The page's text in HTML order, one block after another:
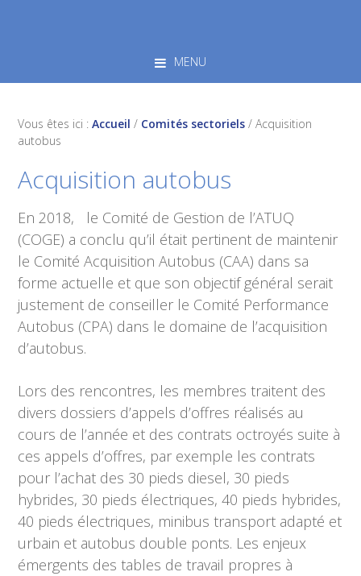
MENU
Vous êtes ici :Accueil / Comités sectoriels /Acquisition
autobus
Acquisition autobus
En 2018, le Comité de Gestion de l’ATUQ
(COGE) a conclu qu’il était pertinent de maintenir
le Comité Acquisition Autobus (CAA) dans sa
forme actuelle et que son objectif général serait
justement de conseiller le Comité Performance
Autobus (CPA) dans le domaine de l’acquisition
d’autobus.
Lors des rencontres, les membres traitent des
divers dossiers d’appels d’offres réalisés au
cours de l’année et des contrats octroyés suite à
ces appels d’offres, par exemple les contrats
pour l’achat des 30 pieds diesel, 30 pieds
hybrides, 30 pieds électriques, 40 pieds hybrides,
40 pieds électriques, minibus transport adapté et
urbain et autobus double ponts. Les enjeux
émergents des tables de travail propres à